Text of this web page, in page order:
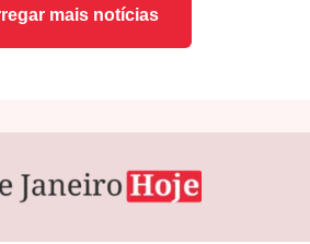
mais notícias